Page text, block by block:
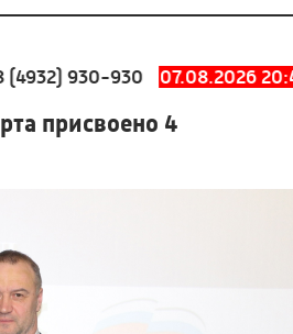
930 07.08.2026 20:40 В
присвоено 4